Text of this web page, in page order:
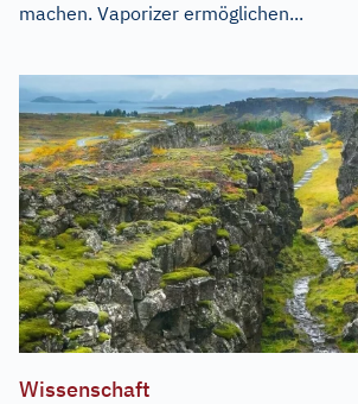
machen. Vaporizer ermöglichen...
Wissenschaft